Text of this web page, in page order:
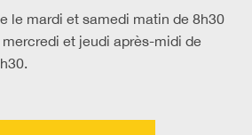
le mardi et samedi matin de 8h30
et jeudi après-midi de